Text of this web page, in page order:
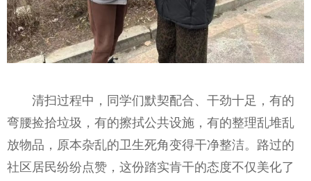
清扫过程中，同学们默契配合、干劲十足，有的
弯腰捡拾垃圾，有的擦拭公共设施，有的整理乱堆乱
放物品，原本杂乱的卫生死角变得干净整洁。路过的
社区居民纷纷点赞，这份踏实肯干的态度不仅美化了